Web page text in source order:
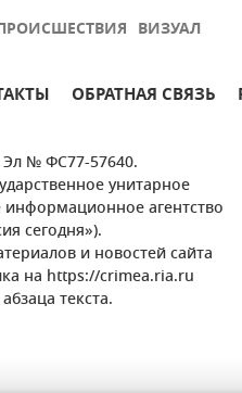
ВИЗУАЛ
ОБРАТНАЯ СВЯЗЬ
Эл № ФС77-57640.
унитарное
агентство
сегодня»).
и новостей сайта
на https://crimea.ria.ru
текста.